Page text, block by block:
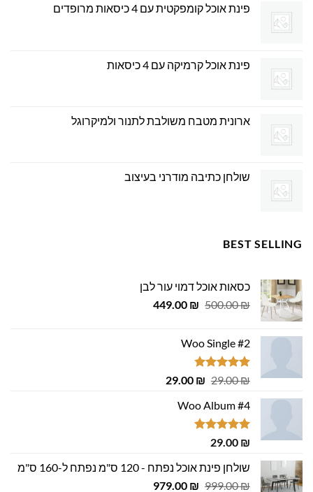
פינת אוכל קומפקטית עם 4 כיסאות מרופדים
פינת אוכל קרמיקה עם 4 כיסאות
ארונית מטבח משולבת לתנור ולמיקרוגל
שולחן כתיבה מודרני בעיצוב
BEST SELLING
כסאות אוכל דמוי עור לבן
500.00₪
המחיר
500.00 ₪.
449.00 ₪
המחיר
Woo Single #2
דורג4.75
29.00₪
המחיר
היה:
29.00 ₪.
29.00 ₪
המחיר
Woo Album #4
דורג5.00
29.00 ₪
שולחן פינת אוכל נפתח - 120 ס"מ נפתח ל-160 ס"מ
999.00₪
המחיר
979.00 ₪
המחיר